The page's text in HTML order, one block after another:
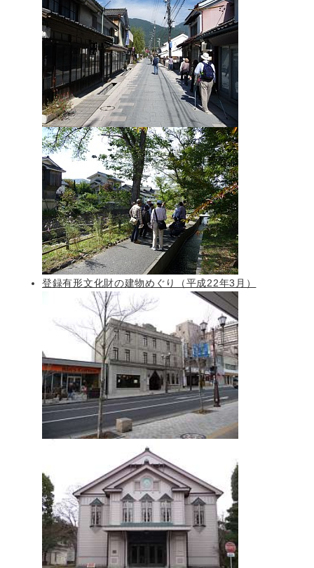
登録有形文化財の建物めぐり（平成22年3月）